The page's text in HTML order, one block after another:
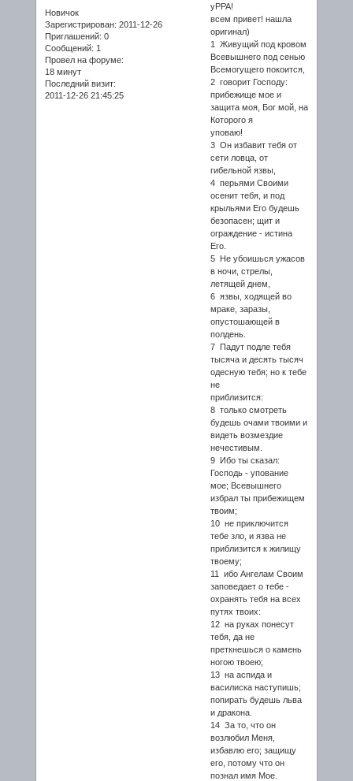
Новичок
Зарегистрирован: 2011-12-26
Приглашений: 0
Сообщений: 1
Провел на форуме:
18 минут
Последний визит:
2011-12-26 21:45:25
уРРА!
всем привет! нашла
оригинал)
1 Живущий под кровом
Всевышнего под сенью
Всемогущего покоится,
2 говорит Господу:
прибежище мое и
защита моя, Бог мой, на
Которого я
уповаю!
3 Он избавит тебя от
сети ловца, от
гибельной язвы,
4 перьями Своими
осенит тебя, и под
крыльями Его будешь
безопасен; щит и
ограждение - истина
Его.
5 Не убоишься ужасов
в ночи, стрелы,
летящей днем,
6 язвы, ходящей во
мраке, заразы,
опустошающей в
полдень.
7 Падут подле тебя
тысяча и десять тысяч
одесную тебя; но к тебе
не
приблизится:
8 только смотреть
будешь очами твоими и
видеть возмездие
нечестивым.
9 Ибо ты сказал:
Господь - упование
мое; Всевышнего
избрал ты прибежищем
твоим;
10 не приключится
тебе зло, и язва не
приблизится к жилищу
твоему;
11 ибо Ангелам Своим
заповедает о тебе -
охранять тебя на всех
путях твоих:
12 на руках понесут
тебя, да не
преткнешься о камень
ногою твоею;
13 на аспида и
василиска наступишь;
попирать будешь льва
и дракона.
14 За то, что он
возлюбил Меня,
избавлю его; защищу
его, потому что он
познал имя Мое.